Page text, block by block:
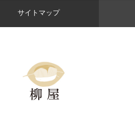
サイトマップ